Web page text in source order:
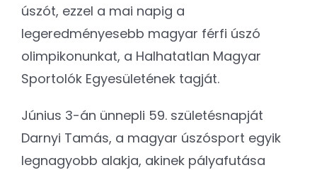
úszót, ️ezzel a mai napig a
legeredményesebb magyar férfi úszó
olimpikonunkat, a Halhatatlan Magyar
Sportolók Egyesületének tagját.
Június 3-án ünnepli 59. születésnapját
Darnyi Tamás, a magyar úszósport egyik
legnagyobb alakja, akinek pályafutása